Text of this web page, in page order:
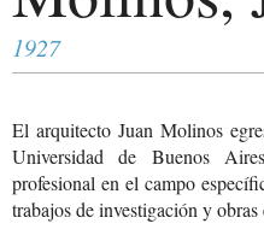
1927
El arquitecto Juan Molinos
Universidad de Buenos
profesional en el campo
trabajos de investigación y